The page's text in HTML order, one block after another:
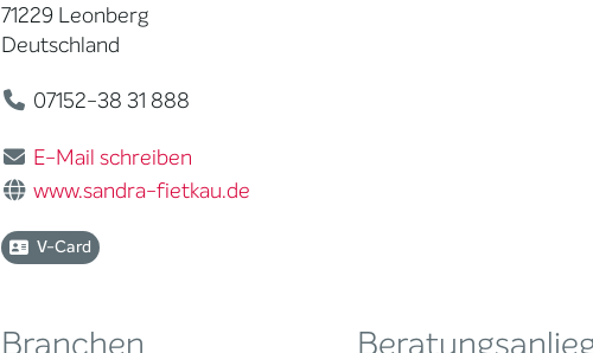
71229 Leonberg
Deutschland
07152-38 31 888
E-Mail schreiben
www.sandra-fietkau.de
V-Card